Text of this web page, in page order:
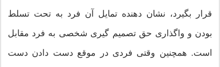
قرار بگیرد، نشان دهنده تمایل آن فرد به تحت تسلط
بودن و واگذاری حق تصمیم گیری شخصی به فرد مقابل
است. همچنین وقتی فردی در موقع دست دادن دست